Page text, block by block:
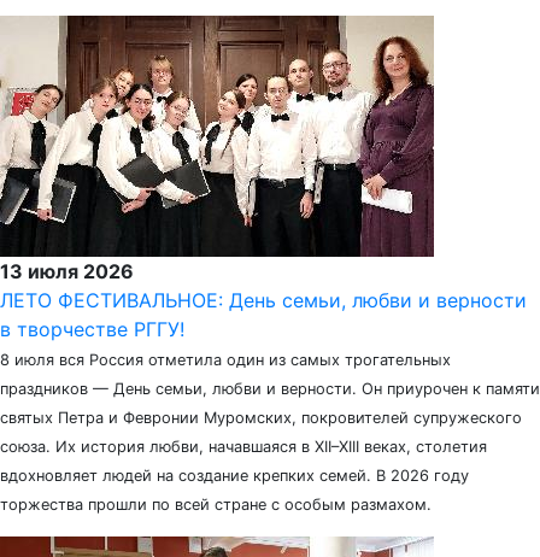
13 июля 2026
ЛЕТО ФЕСТИВАЛЬНОЕ: День семьи, любви и верности
в творчестве РГГУ!
8 июля вся Россия отметила один из самых трогательных
праздников — День семьи, любви и верности. Он приурочен к памяти
святых Петра и Февронии Муромских, покровителей супружеского
союза. Их история любви, начавшаяся в XII–XIII веках, столетия
вдохновляет людей на создание крепких семей. В 2026 году
торжества прошли по всей стране с особым размахом.